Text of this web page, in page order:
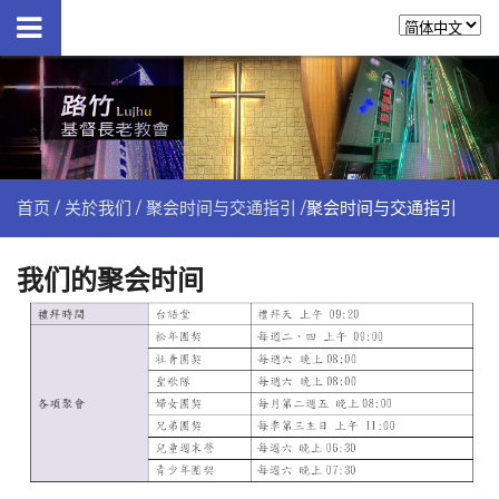
首页 关於我们 聚会时间与交通指引 聚会时间与交通指引
我们的聚会时间